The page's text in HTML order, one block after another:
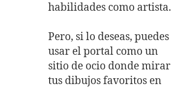
habilidades como artista.
Pero, si lo deseas, puedes
usar el portal como un
sitio de ocio donde mirar
tus dibujos favoritos en